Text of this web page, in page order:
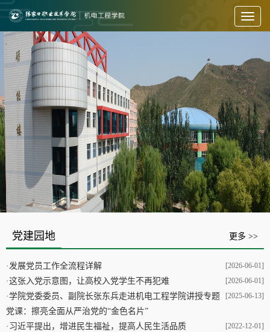
Toggle
党建园地 更多 >>
[2026-06-01]
·发展党员工作全流程详解
[2026-06-01]
·这张入党示意图，让高校入党学生不再犯难
[2025-06-13]
·学院党委委员、副院长张东兵走进机电工程学院讲授专题
党课：擦亮全面从严治党的“金色名片”
[2022-12-01]
· 习近平提出，增进民生福祉，提高人民生活品质